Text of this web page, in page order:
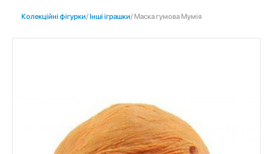
Колекційні фігурки/Інші іграшки/ Маска гумова Мумiя